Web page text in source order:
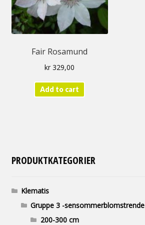
Fair Rosamund
kr 329,00
Add to cart
PRODUKTKATEGORIER
Klematis
Gruppe 3 -sensommerblomstrende
200-300 cm